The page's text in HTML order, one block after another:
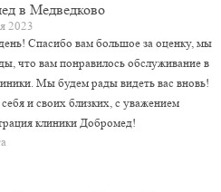
в Медведково
2023
Спасибо вам большое за оценку, мы
что вам понравилось обслуживание в
Мы будем рады видеть вас вновь!
себя и своих близких, с уважением
клиники Добромед!